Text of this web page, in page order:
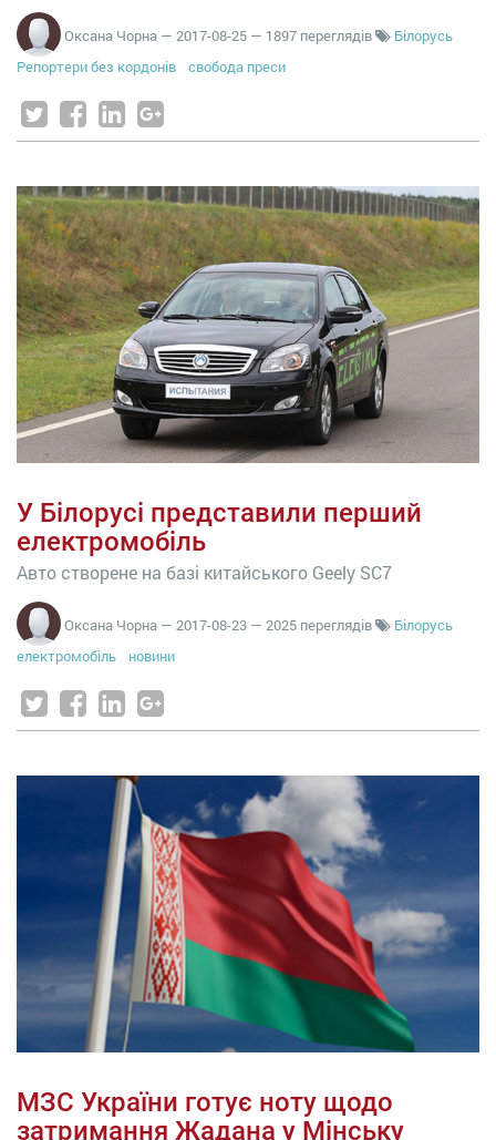
Оксана Чорна — 2017-08-25 — 1897 переглядів
Білорусь
Репортери без кордонів
свобода преси
У Білорусі представили перший
електромобіль
Авто створене на базі китайського Geely SC7
Оксана Чорна — 2017-08-23 — 2025 переглядів
Білорусь
електромобіль
новини
МЗС України готує ноту щодо
затримання Жадана у Мінську